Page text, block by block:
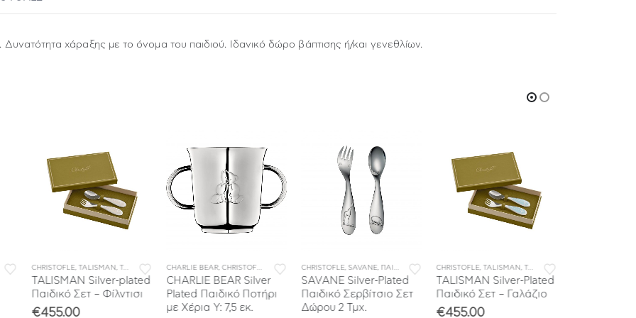
χάραξης με το όνομα του παιδιού. Ιδανικό δώρο βάπτισης ή/και γενεθλίων.
ΣΥΛΛΟΓΕΣCHRISTOFLE, TALISMAN , TALISMAN BABY , ΠΑΙΔΙΚΑ
TALISMAN Silver-plated
Παιδικό Σετ – Φίλντισι
€455.00
CHARLIE BEAR, CHRISTOFLE ΠΑΙΔΙΚΑ
CHARLIE BEAR Silver
Plated Παιδικό Ποτήρι
με Χέρια Υ: 7,5 εκ.
CHRISTOFLE, SAVANE, ΠΑΙΔΙΚΑ , ΠΡΟΣΦΟΡΕΣ
SAVANE Silver-Plated
Παιδικό Σερβίτσιο Σετ
Δώρου 2 Τμχ.
CHRISTOFLE, TALISMAN , TALISMAN BABY
TALISMAN Silver-Plated
Παιδικό Σετ – Γαλάζιο
€455.00